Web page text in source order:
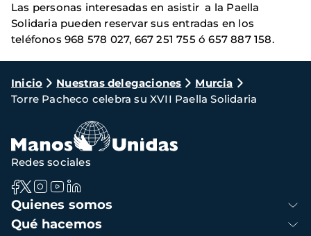
Las personas interesadas en asistir a la Paella
Solidaria pueden reservar sus entradas en los
teléfonos 968 578 027, 667 251 755 ó 657 887 158.
Ruta
de
navegación
Inicio Nuestras delegaciones
Murcia
Torre Pacheco celebra su XVII Paella Solidaria
Navegación
principal
Quienes somos
Qué hacemos
Redes sociales